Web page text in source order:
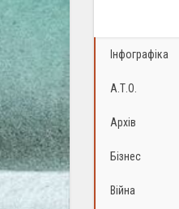
Інфографіка
А.Т.О.
Архів
Бізнес
Війна